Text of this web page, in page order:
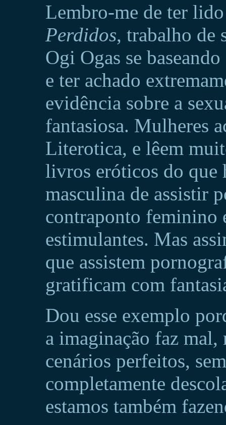
Lembro-me de ter
Perdidos, trabalho de
Ogi Ogas se
e ter achado
evidência sobre a
fantasiosa. Mulheres
Literotica, e lêem
livros eróticos do que
masculina de assistir
contraponto feminino
estimulantes. Mas
que assistem
gratificam com
Dou esse exemplo
a imaginação faz mal,
cenários perfeitos,
completamente
estamos também